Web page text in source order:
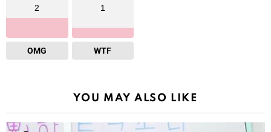
2
OMG
1
WTF
YOU MAY ALSO LIKE